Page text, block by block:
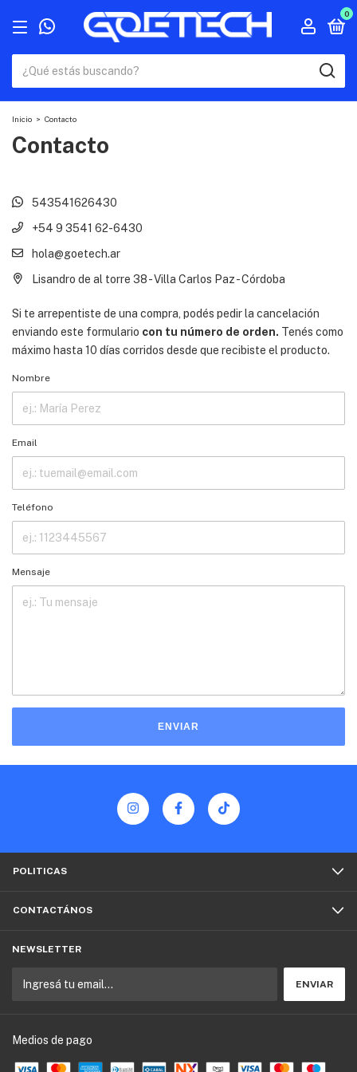
0
Inicio > Contacto
Contacto
543541626430
+54 9 3541 62-6430
hola@goetech.ar
Lisandro de al torre 38 - Villa Carlos Paz - Córdoba
Si te arrepentiste de una compra, podés pedir la cancelación
enviando este formulario con tu número de orden. Tenés como
máximo hasta 10 días corridos desde que recibiste el producto.
Nombre
Email
Teléfono
Mensaje
ENVIAR
POLITICAS
CONTACTÁNOS
NEWSLETTER
Medios de pago